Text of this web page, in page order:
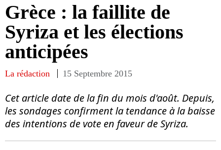
Grèce : la faillite de
Syriza et les élections
anticipées
La rédaction 15 Septembre 2015
Cet article date de la fin du mois d'août. Depuis,
les sondages confirment la tendance à la baisse
des intentions de vote en faveur de Syriza.